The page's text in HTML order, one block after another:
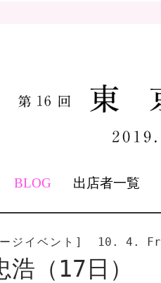
BLOG 出店者一覧
ジイベント] 10. 4.
浩（17日）